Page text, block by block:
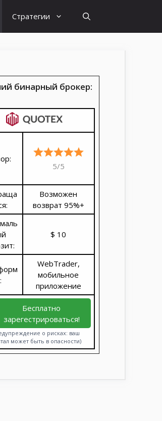
Стратегии
бинарный брокер:
5/5
Возможен
возврат 95%+
$ 10
WebTrader,
мобильное
приложение
Бесплатно
зарегестрироваться!
о рисках: ваш
может быть в опасности)